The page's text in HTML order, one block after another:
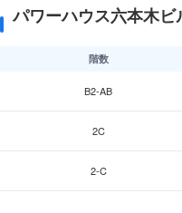
パワーハウス六本木
階数
B2-AB
2C
2-C